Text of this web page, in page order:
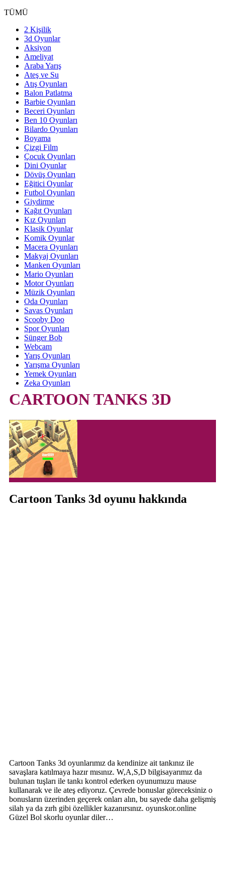
TÜMÜ
2 Kişilik
3d Oyunlar
Aksiyon
Ameliyat
Araba Yarış
Ateş ve Su
Atış Oyunları
Balon Patlatma
Barbie Oyunları
Beceri Oyunları
Ben 10 Oyunları
Bilardo Oyunları
Boyama
Çizgi Film
Çocuk Oyunları
Dini Oyunlar
Dövüş Oyunları
Eğitici Oyunlar
Futbol Oyunları
Giydirme
Kağıt Oyunları
Kız Oyunları
Klasik Oyunlar
Komik Oyunlar
Macera Oyunları
Makyaj Oyunları
Manken Oyunları
Mario Oyunları
Motor Oyunları
Müzik Oyunları
Oda Oyunları
Savas Oyunları
Scooby Doo
Spor Oyunları
Sünger Bob
Webcam
Yarış Oyunları
Yarışma Oyunları
Yemek Oyunları
Zeka Oyunları
CARTOON TANKS 3D
Cartoon Tanks 3d oyunu hakkında
Cartoon Tanks 3d oyunlarımız da kendinize ait tankınız ile
savaşlara katılmaya hazır mısınız. W,A,S,D bilgisayarımız da
bulunan tuşları ile tankı kontrol ederken oyunumuzu mause
kullanarak ve ile ateş ediyoruz. Çevrede bonuslar göreceksiniz o
bonusların üzerinden geçerek onları alın, bu sayede daha gelişmiş
silah ya da zırh gibi özellikler kazanırsınız. oyunskor.online
Güzel Bol skorlu oyunlar diler…